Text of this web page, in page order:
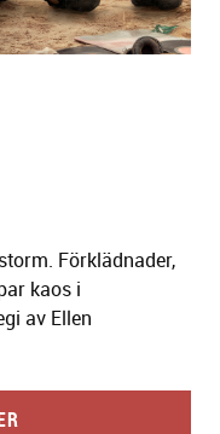
Förklädnader,
kaos i
av Ellen